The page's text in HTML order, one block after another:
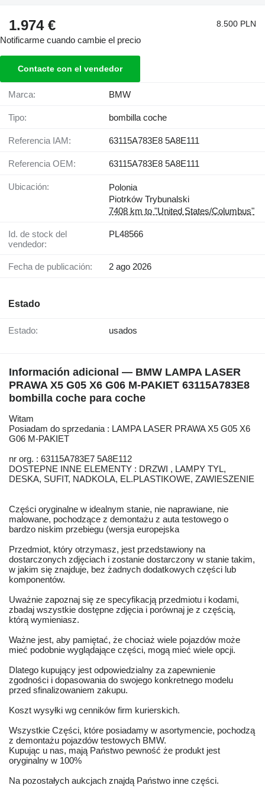
1.974 € 8.500 PLN
Notificarme cuando cambie el precio
Contacte con el vendedor
Marca: BMW
Tipo: bombilla coche
Referencia IAM: 63115A783E8 5A8E111
Referencia OEM: 63115A783E8 5A8E111
Ubicación:
Polonia
Piotrków Trybunalski
7408 km to "United States/Columbus"
Id. de stock del
vendedor:
PL48566
Fecha de publicación: 2 ago 2026
Estado
Estado: usados
Información adicional — BMW LAMPA LASER
PRAWA X5 G05 X6 G06 M-PAKIET 63115A783E8
bombilla coche para coche
Witam
Posiadam do sprzedania : LAMPA LASER PRAWA X5 G05 X6
G06 M-PAKIET
nr org. : 63115A783E7 5A8E112
DOSTEPNE INNE ELEMENTY : DRZWI , LAMPY TYL,
DESKA, SUFIT, NADKOLA, EL.PLASTIKOWE, ZAWIESZENIE
Części oryginalne w idealnym stanie, nie naprawiane, nie
malowane, pochodzące z demontażu z auta testowego o
bardzo niskim przebiegu (wersja europejska
Przedmiot, który otrzymasz, jest przedstawiony na
dostarczonych zdjęciach i zostanie dostarczony w stanie takim,
w jakim się znajduje, bez żadnych dodatkowych części lub
komponentów.
Uważnie zapoznaj się ze specyfikacją przedmiotu i kodami,
zbadaj wszystkie dostępne zdjęcia i porównaj je z częścią,
którą wymieniasz.
Ważne jest, aby pamiętać, że chociaż wiele pojazdów może
mieć podobnie wyglądające części, mogą mieć wiele opcji.
Dlatego kupujący jest odpowiedzialny za zapewnienie
zgodności i dopasowania do swojego konkretnego modelu
przed sfinalizowaniem zakupu.
Koszt wysyłki wg cenników firm kurierskich.
Wszystkie Części, które posiadamy w asortymencie, pochodzą
z demontażu pojazdów testowych BMW.
Kupując u nas, mają Państwo pewność że produkt jest
oryginalny w 100%
Na pozostałych aukcjach znajdą Państwo inne części.